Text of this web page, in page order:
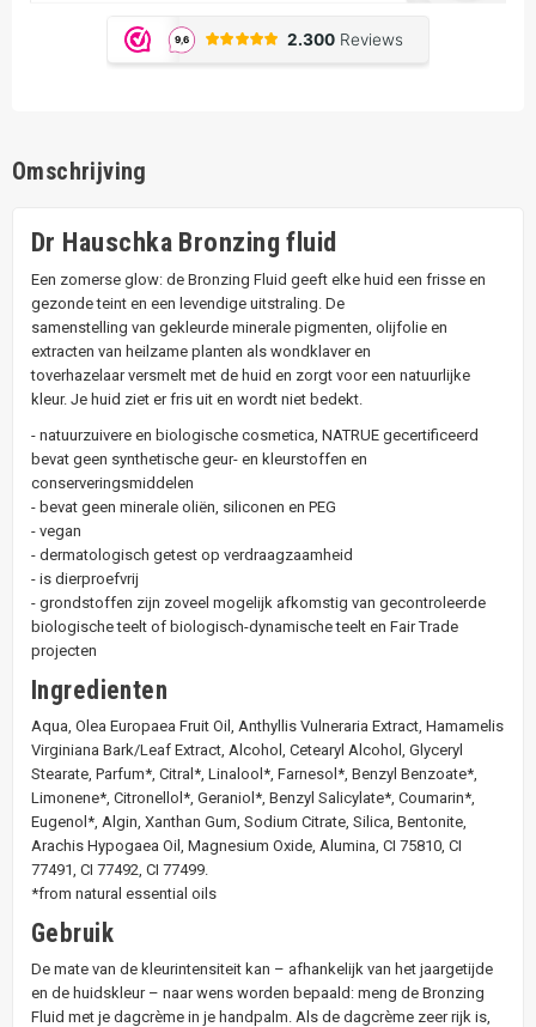
Omschrijving
Dr Hauschka Bronzing fluid
Een zomerse glow: de Bronzing Fluid geeft elke huid een frisse en
gezonde teint en een levendige uitstraling. De
samenstelling van gekleurde minerale pigmenten, olijfolie en
extracten van heilzame planten als wondklaver en
toverhazelaar versmelt met de huid en zorgt voor een natuurlijke
kleur. Je huid ziet er fris uit en wordt niet bedekt.
- natuurzuivere en biologische cosmetica, NATRUE gecertificeerd
bevat geen synthetische geur- en kleurstoffen en
conserveringsmiddelen
- bevat geen minerale oliën, siliconen en PEG
- vegan
- dermatologisch getest op verdraagzaamheid
- is dierproefvrij
- grondstoffen zijn zoveel mogelijk afkomstig van gecontroleerde
biologische teelt of biologisch-dynamische teelt en Fair Trade
projecten
Ingredienten
Aqua, Olea Europaea Fruit Oil, Anthyllis Vulneraria Extract, Hamamelis
Virginiana Bark/Leaf Extract, Alcohol, Cetearyl Alcohol, Glyceryl
Stearate, Parfum*, Citral*, Linalool*, Farnesol*, Benzyl Benzoate*,
Limonene*, Citronellol*, Geraniol*, Benzyl Salicylate*, Coumarin*,
Eugenol*, Algin, Xanthan Gum, Sodium Citrate, Silica, Bentonite,
Arachis Hypogaea Oil, Magnesium Oxide, Alumina, CI 75810, CI
77491, CI 77492, CI 77499.
*from natural essential oils
Gebruik
De mate van de kleurintensiteit kan – afhankelijk van het jaargetijde
en de huidskleur – naar wens worden bepaald: meng de Bronzing
Fluid met je dagcrème in je handpalm. Als de dagcrème zeer rijk is,